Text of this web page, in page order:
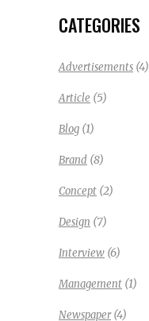
CATEGORIES
Advertisements (4)
Article (5)
Blog (1)
Brand (8)
Concept (2)
Design (7)
Interview (6)
Management (1)
Newspaper(4)